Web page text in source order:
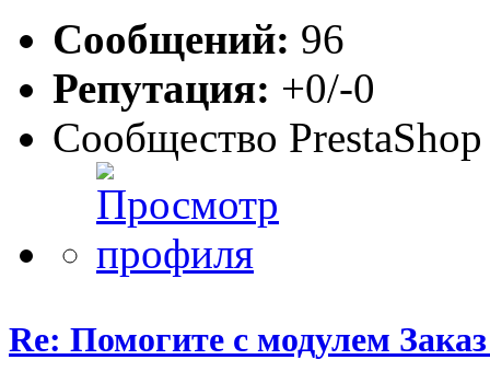
Сообщений: 96
Репутация: +0/-0
Сообщество PrestaShop
Re: Помогите с модулем